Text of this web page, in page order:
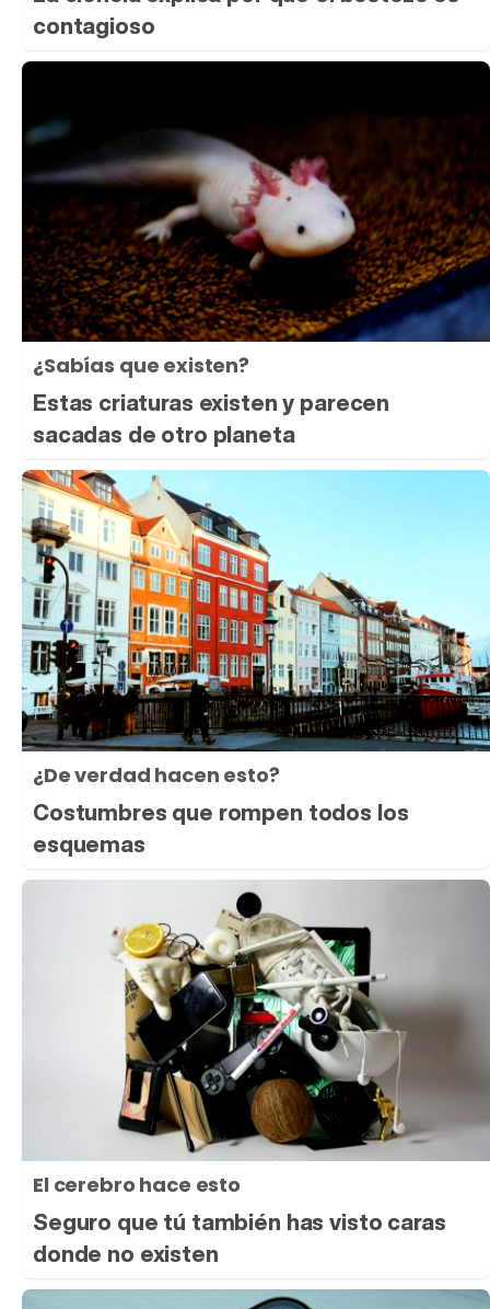
contagioso
¿Sabías que existen?
Estas criaturas existen y parecen
sacadas de otro planeta
¿De verdad hacen esto?
Costumbres que rompen todos los
esquemas
El cerebro hace esto
Seguro que tú también has visto caras
donde no existen